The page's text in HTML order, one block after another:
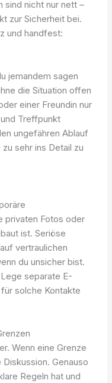
sind nicht nur nett –
zur Sicherheit bei.
und handfest:
jemandem sagen
die Situation offen
einer Freundin nur
Treffpunkt
ungefähren Ablauf
sehr ins Detail zu
privaten Fotos oder
ist. Seriöse
vertraulichen
du unsicher bist.
separate E-
solche Kontakte
Wenn eine Grenze
Genauso
Regeln hat und